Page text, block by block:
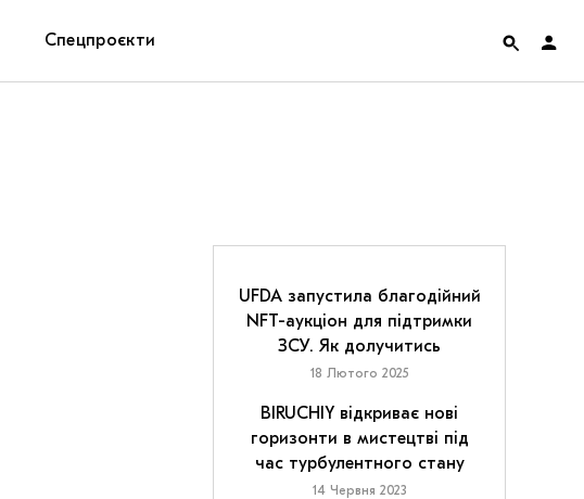
Спецпроєкти
Carpathian Cult про різдвяні свята
UFDA запустила благодійний
NFT-аукціон для підтримки
ЗСУ. Як долучитись
18 Лютого 2025
BIRUCHIY відкриває нові
горизонти в мистецтві під
час турбулентного стану
14 Червня 2023